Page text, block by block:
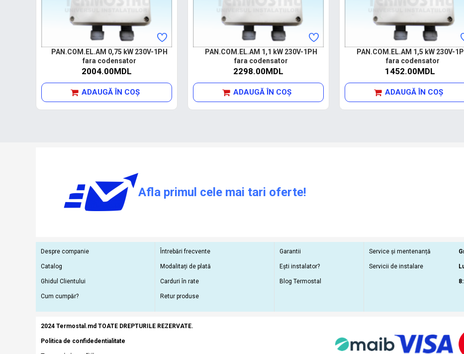
PAN.COM.EL.AM 0,75 kW 230V-1PH
fara codensator
2004.00MDL
ADAUGĂ ÎN COŞ
PAN.COM.EL.AM 1,1 kW 230V-1PH
fara codensator
2298.00MDL
ADAUGĂ ÎN COŞ
PAN.COM.EL.AM 1,5 kW 230V-
fara codensator
1452.00MDL
ADAUGĂ ÎN COŞ
Afla primul cele mai tari oferte!
Despre companie
Catalog
Ghidul Clientului
Cum cumpăr?
Întrebări frecvente
Modalitați de plată
Carduri în rate
Retur produse
Garantii
Ești instalator?
Blog Termostal
Service și mentenanță
Servicii de instalare
2024 Termostal.md TOATE DREPTURILE REZERVATE.
Politica de confidedentialitate